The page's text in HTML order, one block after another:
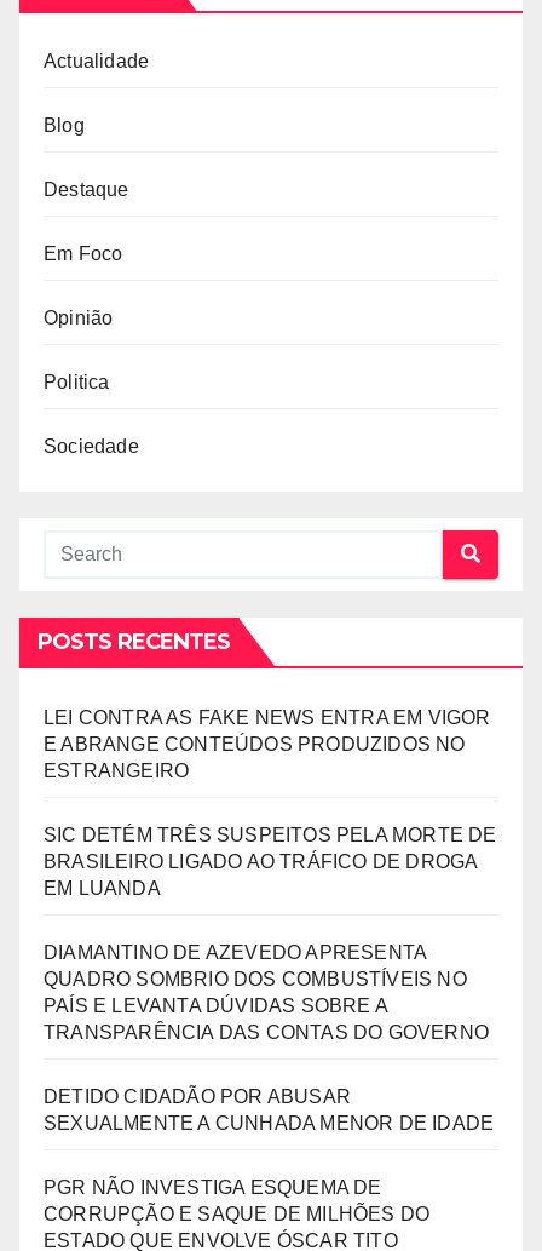
Actualidade
Blog
Destaque
Em Foco
Opinião
Politica
Sociedade
POSTS RECENTES
LEI CONTRA AS FAKE NEWS ENTRA EM VIGOR
E ABRANGE CONTEÚDOS PRODUZIDOS NO
ESTRANGEIRO
SIC DETÉM TRÊS SUSPEITOS PELA MORTE DE
BRASILEIRO LIGADO AO TRÁFICO DE DROGA
EM LUANDA
DIAMANTINO DE AZEVEDO APRESENTA
QUADRO SOMBRIO DOS COMBUSTÍVEIS NO
PAÍS E LEVANTA DÚVIDAS SOBRE A
TRANSPARÊNCIA DAS CONTAS DO GOVERNO
DETIDO CIDADÃO POR ABUSAR
SEXUALMENTE A CUNHADA MENOR DE IDADE
PGR NÃO INVESTIGA ESQUEMA DE
CORRUPÇÃO E SAQUE DE MILHÕES DO
ESTADO QUE ENVOLVE ÓSCAR TITO